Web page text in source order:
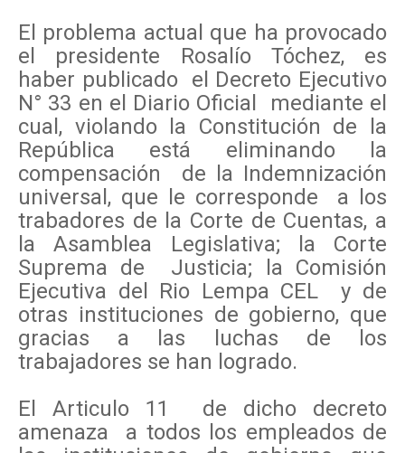
El problema actual que ha provocado
el presidente Rosalío Tóchez, es
haber publicado el Decreto Ejecutivo
N° 33 en el Diario Oficial mediante el
cual, violando la Constitución de la
República está eliminando la
compensación de la Indemnización
universal, que le corresponde a los
trabadores de la Corte de Cuentas, a
la Asamblea Legislativa; la Corte
Suprema de Justicia; la Comisión
Ejecutiva del Rio Lempa CEL y de
otras instituciones de gobierno, que
gracias a las luchas de los
trabajadores se han logrado.
El Articulo 11 de dicho decreto
amenaza a todos los empleados de